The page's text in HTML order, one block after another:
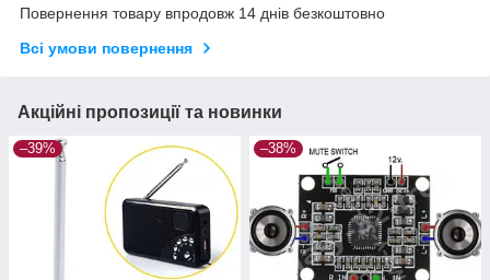
Повернення товару впродовж 14 днів безкоштовно
Всі умови повернення
Акційні пропозиції та новинки
–39% –38%